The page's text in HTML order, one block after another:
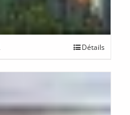
Détails